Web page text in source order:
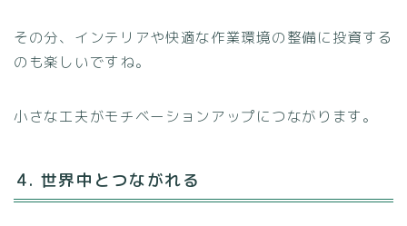
その分、インテリアや快適な作業環境の整備に投資する
のも楽しいですね。
小さな工夫がモチベーションアップにつながります。
4. 世界中とつながれる